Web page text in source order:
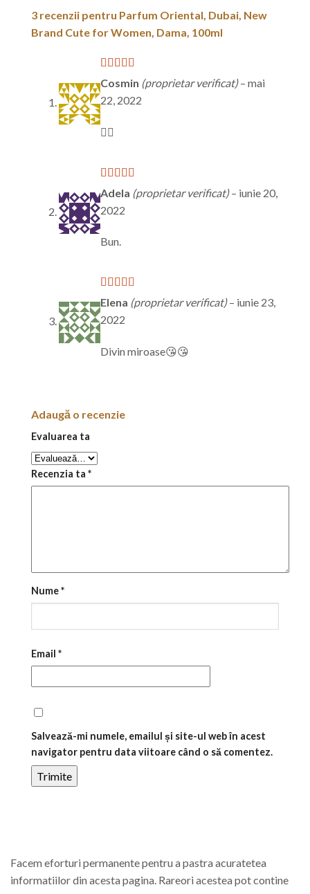
3 recenzii pentru Parfum Oriental, Dubai, New
Brand Cute for Women, Dama, 100ml
Evaluat la5
din 5
Cosmin (proprietar verificat) – mai
22, 2022
👍🏼
Evaluat
la3din
5
Adela (proprietar verificat) – iunie 20,
2022
Bun.
Evaluat la5
din 5
Elena (proprietar verificat) – iunie 23,
2022
Divin miroase😘😘
Adaugă o recenzie
Evaluarea ta
Recenzia ta *
Nume*
Email *
Salvează-mi numele, emailul și site-ul web în acest
navigator pentru data viitoare când o să comentez.
Facem eforturi permanente pentru a pastra acuratetea
informatiilor din acesta pagina. Rareori acestea pot contine